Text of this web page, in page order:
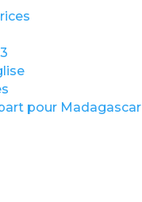
pour Madagascar